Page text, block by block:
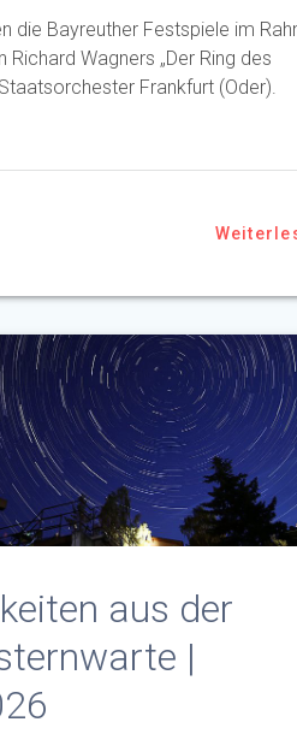
die Bayreuther Festspiele im
Wagners „Der Ring des
Frankfurt (Oder).
aus der
|